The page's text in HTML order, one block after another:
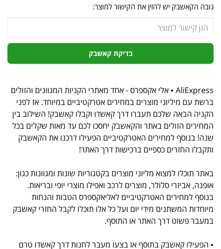
גובה הקאשבק יש להזין את הקישור למוצר:
בדיקת קאשבק
AliExpress • אלי אקספרס - אחד מאתרי הקניות המגוונים והזולים
ברשת עם מיליוני מוצרים במחירים אטרקטיביים במיוחד. אז לפני
הקניה הבאה שלכם תעברו דרך קאשדו וקבלו קאשבק! השילוב בין
המחירים הזולים באתר והקאשבק יחסכו לכם עד מאות שקלים בכל
שנה! בנוסף למחירים האטרקטיביים הפעילו דרכנו את הקאשבק
ותקבלו החזרים כספיים ברכישות דרך האתר!
באתר תוכלו למצוא מליוני מוצרים בקטגוריות שונות ומגוונות כגון:
אופנה, אביזרי סלולר, מוצרים לרכב ואפילו מוצרי יופי ובריאות.
בנוסף למחירים האטרקטיביים לאליאקספרס הטבות והנחות
מיוחדות המשתנים מידי יום ועל כל אלו תוכלו לקבל החזרי קאשבק
במעבר פשוט דרך האתר או התוסף.
• הפעילו קאשבק בתוסף או בצעו מעבר לחנות דרך קאשדו טרם